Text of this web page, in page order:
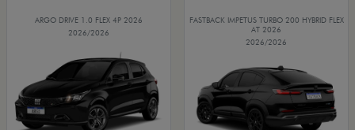
ARGO DRIVE 1.0 FLEX 4P 2026
2026/2026
FASTBACK IMPETUS TURBO 200 HYBRID FLEX
AT 2026
2026/2026